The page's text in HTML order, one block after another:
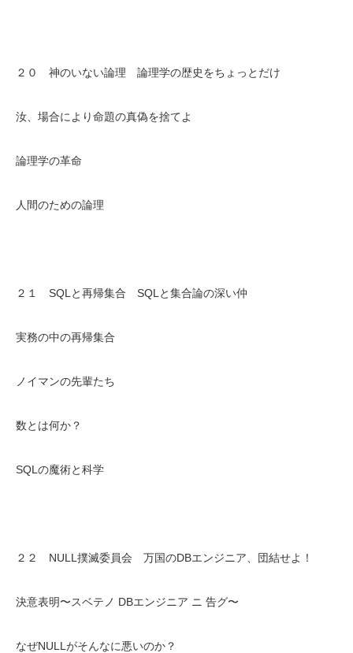
２０ 神のいない論理 論理学の歴史をちょっとだけ
汝、場合により命題の真偽を捨てよ
論理学の革命
人間のための論理
２１ SQLと再帰集合 SQLと集合論の深い仲
実務の中の再帰集合
ノイマンの先輩たち
数とは何か？
SQLの魔術と科学
２２ NULL撲滅委員会 万国のDBエンジニア、団結せよ！
決意表明〜スベテノ DBエンジニア ニ 告グ〜
なぜNULLがそんなに悪いのか？